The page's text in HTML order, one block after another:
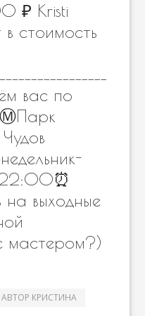
₽ Kristi
в стоимость
вас по
Ⓜ️Парк
22:00⏰
на выходные
мастером?)
АВТОР КРИСТИНА